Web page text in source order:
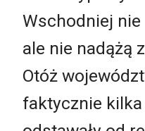
Wschodniej
ale nie nadążą
Otóż
faktycznie